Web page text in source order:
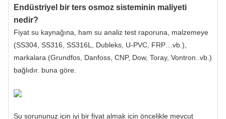
Endüstriyel bir ters osmoz sisteminin maliyeti
nedir?
Fiyat su kaynağına, ham su analiz test raporuna, malzemeye
(SS304, SS316, SS316L, Dubleks, U-PVC, FRP…vb.),
markalara (Grundfos, Danfoss, CNP, Dow, Toray, Vontron..vb.)
bağlıdır. buna göre.
Su sorununuz için iyi bir fiyat almak için öncelikle mevcut